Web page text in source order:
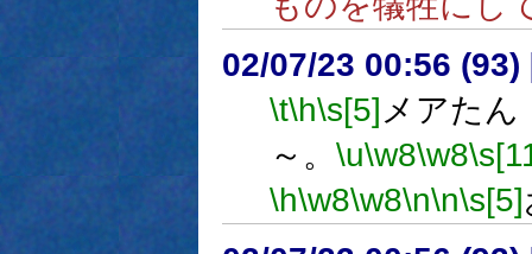
02/07/23 00:56 (93)
\t\h\s[5]メアた
～。 \u\w8\w8
\h\w8\w8\n\n\s[5]